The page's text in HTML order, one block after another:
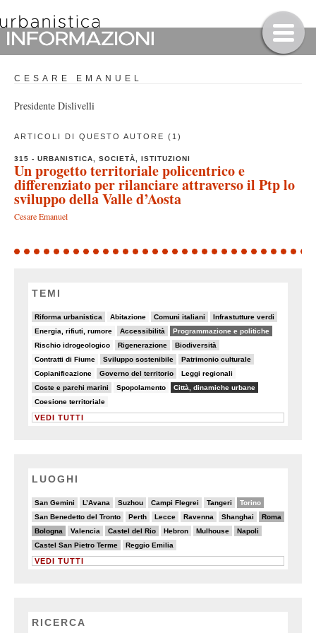
CESARE EMANUEL
Presidente Dislivelli
ARTICOLI DI QUESTO AUTORE (1)
315 - URBANISTICA, SOCIETÀ, ISTITUZIONI
Un progetto territoriale policentrico e
differenziato per rilanciare attraverso il Ptp lo
sviluppo della Valle d’Aosta
Cesare Emanuel
TEMI
Riforma urbanistica
20/82 Abitazione
8/82 Comuni italiani
18/82 Infrastutture verdi
10/82
Energia, rifiuti, rumore
6/82 Accessibilità
23/82 Programmazione e politiche
64/82
Rischio idrogeologico
7/82 Rigenerazione
14/82 Biodiversità
15/82
Contratti di Fiume
5/82 Sviluppo sostenibile
19/82 Patrimonio culturale
9/82
Copianificazione
5/82 Governo del territorio
19/82 Leggi regionali
5/82
Coste e parchi marini
19/82 Spopolamento
6/82 Città, dinamiche urbane
81/82
Coesione territoriale
8/82
VEDI TUTTI
LUOGHI
San Gemini
2/20 L’Avana
2/20 Suzhou
2/20 Campi Flegrei
3/20 Tangeri
2/20 Torino
10/20
San Benedetto del Tronto
3/20 Perth
3/20 Lecce
2/20 Ravenna
3/20 Shanghai
3/20 Roma
9/20
Bologna
8/20 Valencia
5/20 Castel del Rio
6/20 Hebron
2/20 Mulhouse
4/20 Napoli
7/20
Castel San Pietro Terme
6/20 Reggio Emilia
2/20
VEDI TUTTI
RICERCA